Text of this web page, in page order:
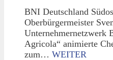
BNI Deutschland
Oberbürgermeister
Unternehmernetzwerk
Agricola“ animierte
zum… WEITER